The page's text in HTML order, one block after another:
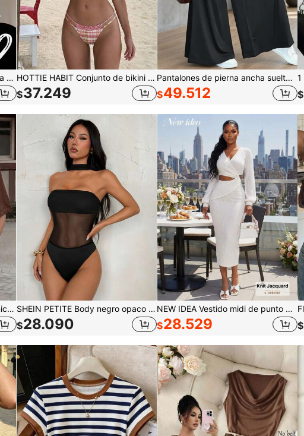
Resyla Camiseta de manga corta con cuello redondo y estampado de corazón, versátil y casual para uso diario HOTTIE HABIT Conjunto de bikini de 2 piezas con estampado floral a cuadros de dos tonos para mujer, traje de baño de triángulo de tiro alto con doble correa y decoración metálica
$37.249
Pantalones de pierna ancha sueltos y casuales de unicolor para mujer, de alta gama, elegantes y minimalistas en negro
$49.512 $
Camiseta de manga corta de unicolor, casual y versátil para uso diario, verano SHEIN PETITE Body negro opaco con cuello halter y espalda descubierta para mujer, adecuado para festival de música, fiesta, vacaciones, atuendos, ropa de verano, mujeres, Halloween, mujeres de talla pequeña
$28.090
NEW IDEA Vestido midi de punto blanco elegante y casual para mujer, manga larga, cuello en V, abertura y corte, ajustado, para otoño e invierno, para banquetes, uso diario, salidas y fiestas
$28.529 $